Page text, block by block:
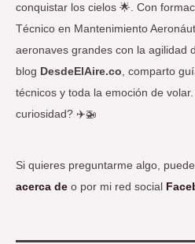
conquistar los cielos 🌟. Con
Técnico en Mantenimiento
aeronaves grandes con la agilidad
blog DesdeElAire.co , comparto
técnicos y toda la emoción de
curiosidad? ✈️🚁
Si quieres preguntarme algo,
acerca de o por mi red social